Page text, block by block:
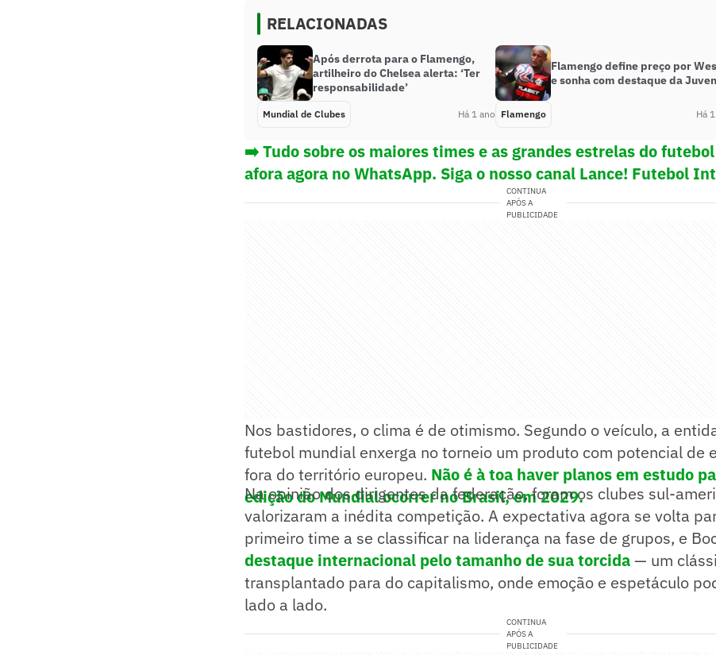
RELACIONADAS
Após derrota para o Flamengo,
artilheiro do Chelsea alerta: ‘Ter
responsabilidade’
Mundial de Clubes Há 1 ano
Flamengo define preço por
e sonha com destaque da
Flamengo Há
➡️ Tudo sobre os maiores times e as grandes estrelas do
afora agora no WhatsApp. Siga o nosso canal Lance! Futebol
CONTINUA
APÓS A
PUBLICIDADE
Nos bastidores, o clima é de otimismo. Segundo o veículo, a
futebol mundial enxerga no torneio um produto com potencial de
fora do território europeu. Não é à toa haver planos em estudo
edição do Mundial ocorrer no Brasil, em 2029.
Na opinião dos dirigentes da federação, foram os clubes sul-
valorizaram a inédita competição. A expectativa agora se volta
primeiro time a se classificar na liderança na fase de grupos, e
destaque internacional pelo tamanho de sua torcida— um
transplantado para do capitalismo, onde emoção e espetáculo
lado a lado.
CONTINUA
APÓS A
PUBLICIDADE